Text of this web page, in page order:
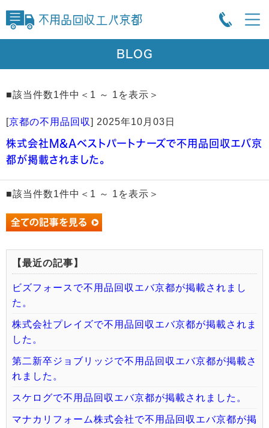
BLOG
■該当件数1件中＜1 ～ 1を表示＞
[京都の不用品回収] 2025年10月03日
株式会社M&Aベストパートナーズで不用品回収エバ京
都が掲載されました。
■該当件数1件中＜1 ～ 1を表示＞
【最近の記事】
ビズフォースで不用品回収エバ京都が掲載されまし
た。
株式会社プレイズで不用品回収エバ京都が掲載されま
した。
第二新卒ジョブリッジで不用品回収エバ京都が掲載さ
れました。
スケログで不用品回収エバ京都が掲載されました。
マナカリフォーム株式会社で不用品回収エバ京都が掲